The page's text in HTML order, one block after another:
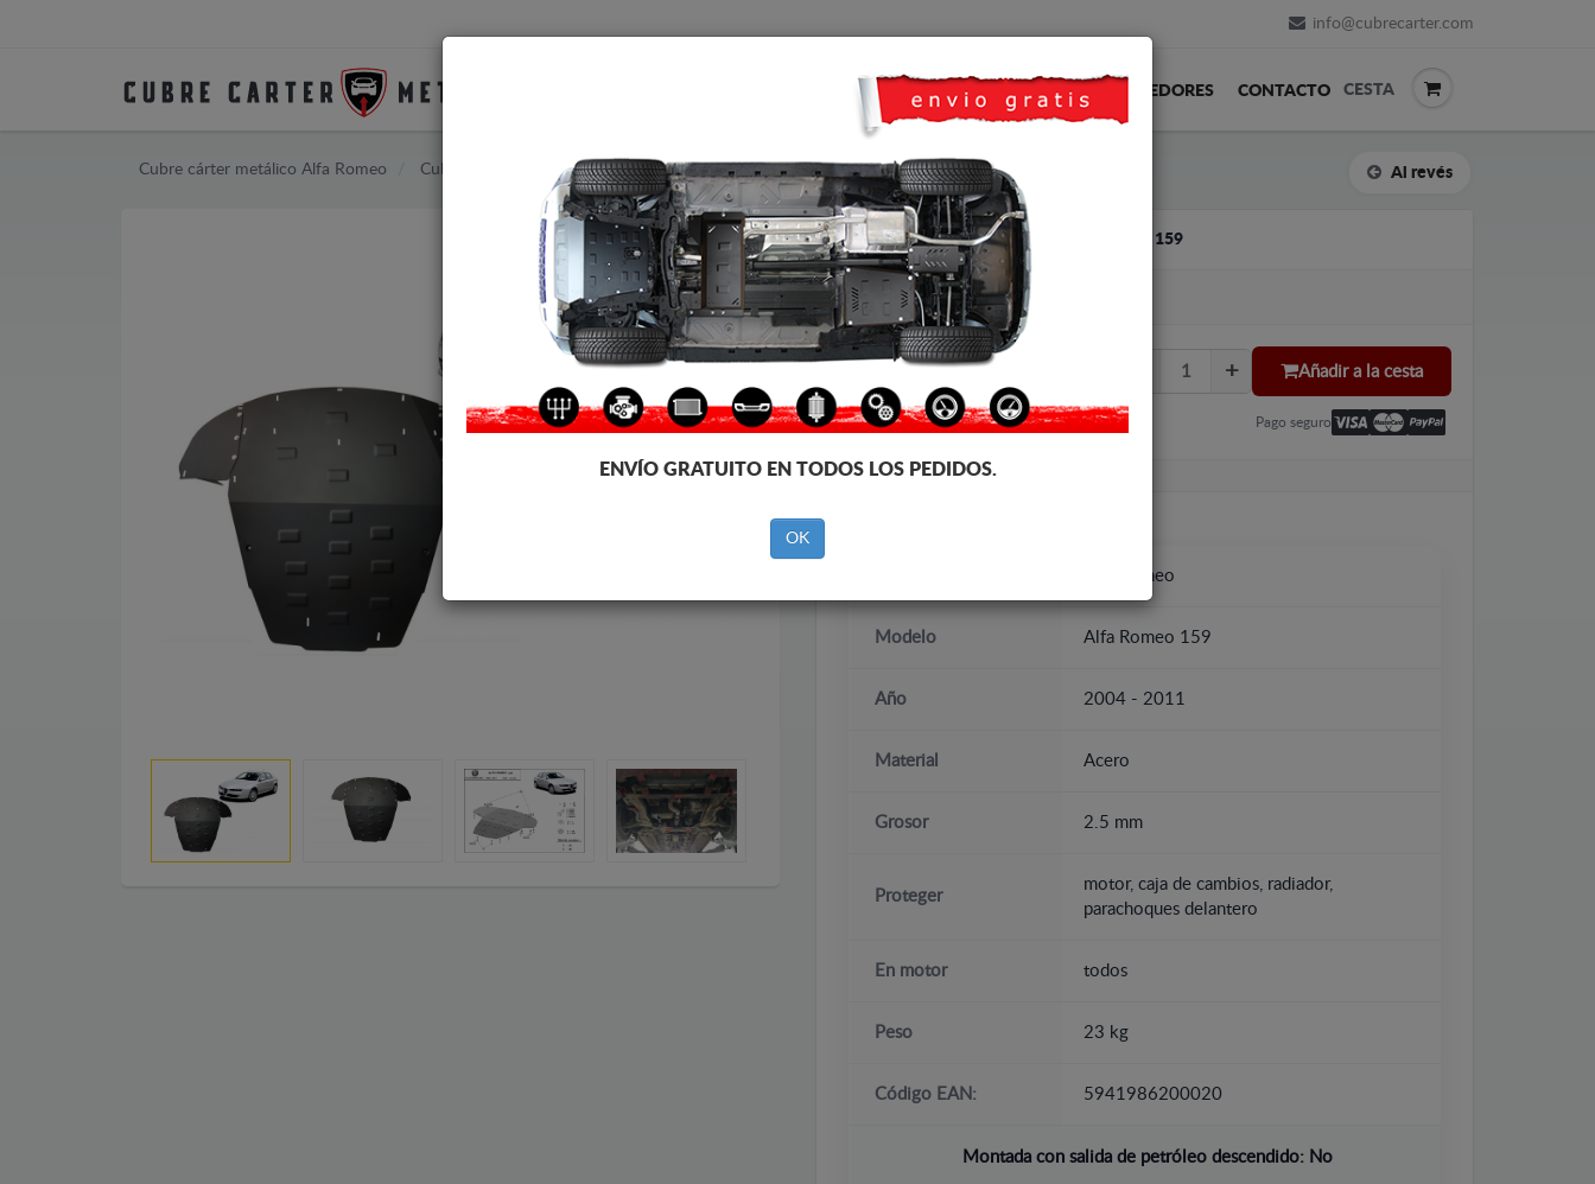
info@cubrecarter.com
TRANSPORTE FEEDBACK REVENDEDORES CONTACTO CESTA
Cubre cárter metálico Alfa Romeo Cubre cárter metálico Alfa Romeo 159 Al revés
CUBRE CÁRTER METALICO ALFA ROMEO 159
Código de producto: 01.101
300
IVA incl.
Añadir a la cesta
Pago seguro
Alfa Romeo
Modelo Alfa Romeo 159
Año 2004 - 2011
Material Acero
Grosor 2.5 mm
Proteger
motor, caja de cambios, radiador,
parachoques delantero
En motor todos
Peso 23 kg
Código EAN: 5941986200020
Montada con salida de petróleo descendido: No
ENVÍO GRATUITO EN TODOS LOS PEDIDOS.
OK